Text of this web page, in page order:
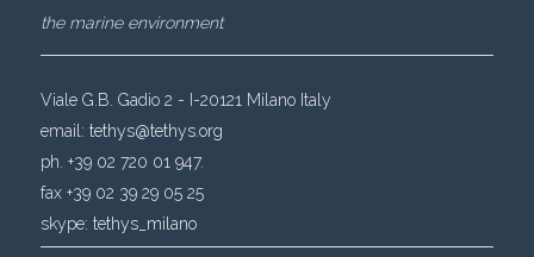
the marine environment
Viale G.B. Gadio 2 - I-20121 Milano Italy
email: tethys@tethys.org
ph. +39 02 720 01 947.
fax +39 02 39 29 05 25
skype: tethys_milano